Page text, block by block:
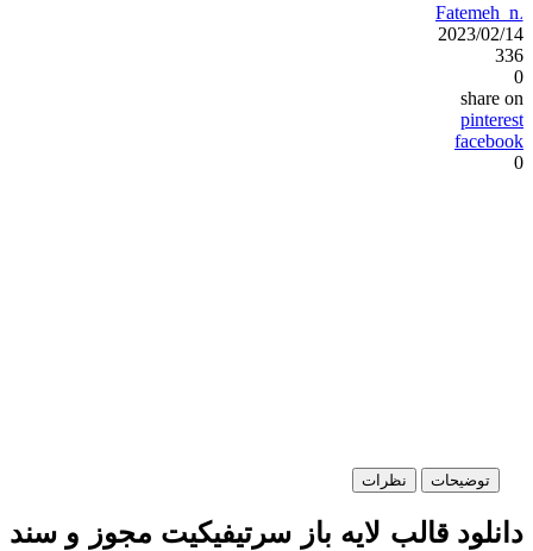
Fatemeh_m
2023/02/14
336
0
share on
pinterest
facebook
0
توضیحات نظرات
دانلود قالب لایه باز سرتیفیکیت مجوز و سند